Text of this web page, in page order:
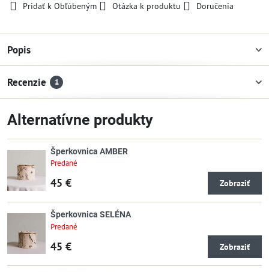
Pridať k Obľúbeným Otázka k produktu Doručenia
Popis
Recenzie 1
Alternatívne produkty
Šperkovnica AMBER
Predané
45 € Zobraziť
Šperkovnica SELÉNA
Predané
45 € Zobraziť